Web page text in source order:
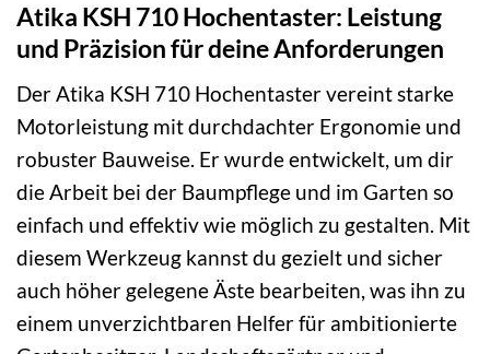
Atika KSH 710 Hochentaster: Leistung
und Präzision für deine Anforderungen
Der Atika KSH 710 Hochentaster vereint starke
Motorleistung mit durchdachter Ergonomie und
robuster Bauweise. Er wurde entwickelt, um dir
die Arbeit bei der Baumpflege und im Garten so
einfach und effektiv wie möglich zu gestalten. Mit
diesem Werkzeug kannst du gezielt und sicher
auch höher gelegene Äste bearbeiten, was ihn zu
einem unverzichtbaren Helfer für ambitionierte